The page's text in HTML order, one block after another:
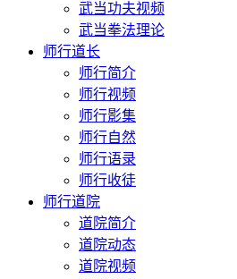
武当功夫视频
武当拳法理论
师行道长
师行简介
师行视频
师行影集
师行自然
师行语录
师行收徒
师行道院
道院简介
道院动态
道院视频